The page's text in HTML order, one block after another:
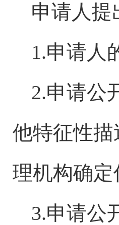
申请人提
1.申请人
2.申请公
他特征性
理机构确定
3.申请公